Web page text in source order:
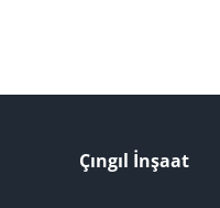
Çıngıl İnşaat